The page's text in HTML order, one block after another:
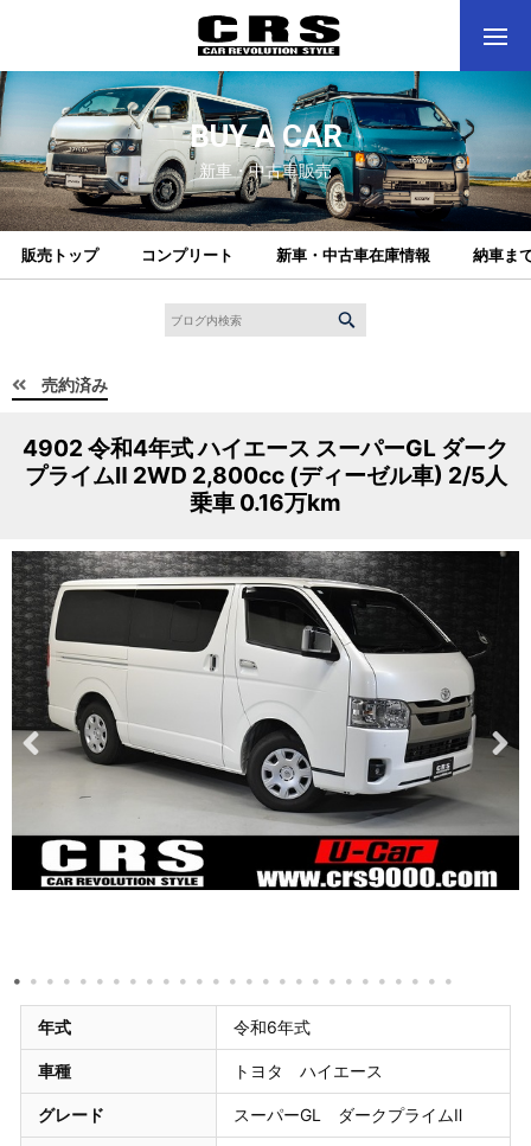
BUY A CAR
新車・中古車販売
販売トップ コンプリート 新車・中古車在庫情報 納車ま
売約済み
4902 令和4年式 ハイエース スーパーGL ダーク
プライムⅡ 2WD 2,800cc (ディーゼル車) 2/5人
乗車 0.16万km
年式 令和6年式
車種 トヨタ ハイエース
グレード スーパーGL ダークプライムⅡ